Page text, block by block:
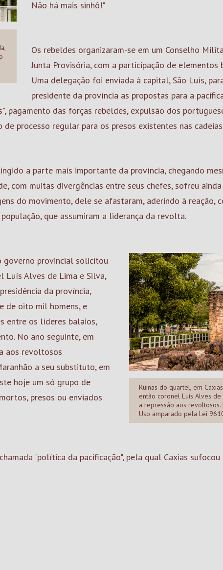
Não há mais sinhô!"
Os rebeldes organizaram-se em um Conselho
Junta Provisória, com a participação de elementos
Uma delegação foi enviada à capital, São Luís,
presidente da província as propostas para a
pagamento das forças rebeldes, expulsão dos
processo regular para os presos existentes nas
a parte mais importante da província, chegando
com muitas divergências entre seus chefes, sofreu
do movimento, dele se afastaram, aderindo à reação,
que assumiram a liderança da revolta.
Ruínas do quartel, em
então coronel Luís Alves
a repressão aos revoltosos.
Uso amparado pela Lei
governo provincial solicitou
Luís Alves de Lima e Silva,
da província,
de oito mil homens, e
entre os líderes balaios,
No ano seguinte, em
aos revoltosos
a seu substituto, em
hoje um só grupo de
presos ou enviados
"política da pacificação", pela qual Caxias